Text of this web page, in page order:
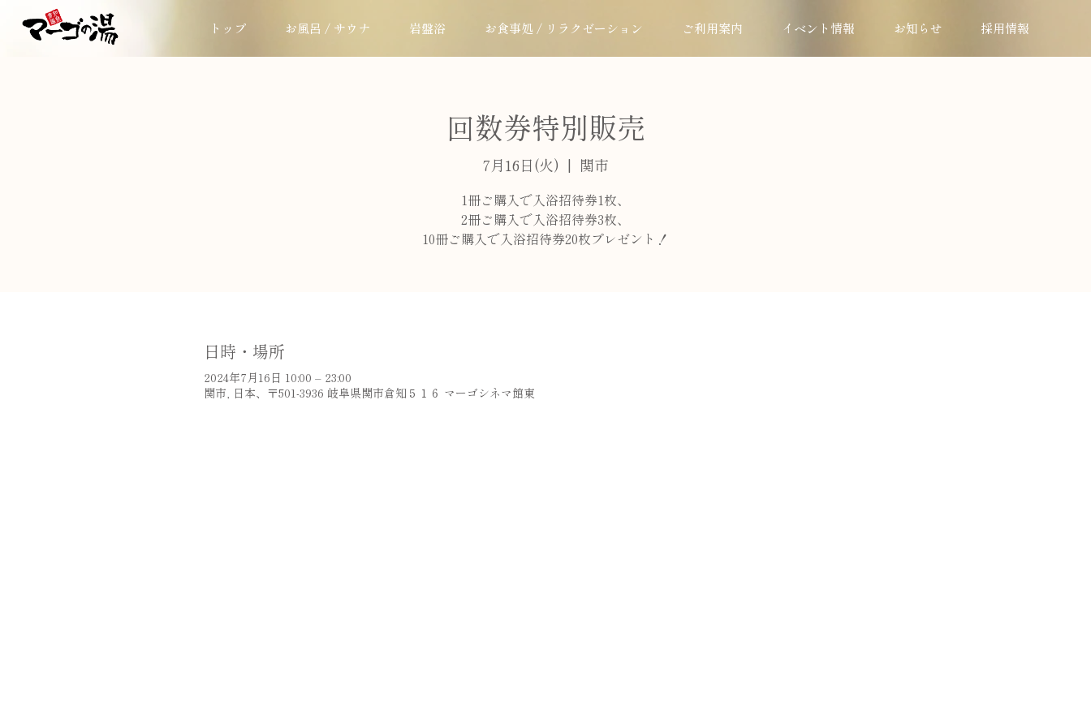
トップ お風呂 / サウナ 岩盤浴 お食事処 / リラクゼーション ご利用案内 イベント情報 お知らせ 採用情報
回数券特別販売
7月16日(火)
  |
関市
1冊ご購入で入浴招待券1枚、
2冊ご購入で入浴招待券3枚、
10冊ご購入で入浴招待券20枚プレゼント！
日時・場所
2024年7月16日 10:00 – 23:00
関市, 日本、〒501-3936 岐阜県関市倉知５１６ マーゴシネマ館東